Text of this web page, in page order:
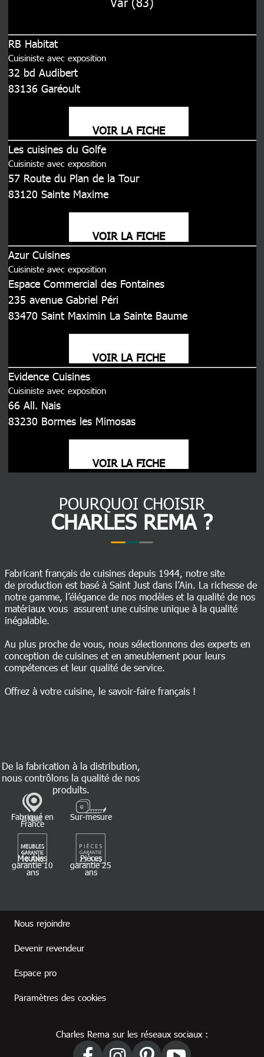
RB Habitat
Cuisiniste avec exposition
32 bd Audibert
83136 Garéoult
VOIR LA FICHE
Les cuisines du Golfe
Cuisiniste avec exposition
57 Route du Plan de la Tour
83120 Sainte Maxime
VOIR LA FICHE
Azur Cuisines
Cuisiniste avec exposition
Espace Commercial des Fontaines
235 avenue Gabriel Péri
83470 Saint Maximin La Sainte Baume
VOIR LA FICHE
Evidence Cuisines
Cuisiniste avec exposition
66 All. Nais
83230 Bormes les Mimosas
VOIR LA FICHE
POURQUOI CHOISIR
CHARLES REMA ?
Fabricant français de cuisines depuis 1944, notre site
de production est basé à Saint Just dans l’Ain. La richesse de
notre gamme, l’élégance de nos modèles et la qualité de nos
matériaux vous assurent une cuisine unique à la qualité
inégalable.
Au plus proche de vous, nous sélectionnons des experts en
conception de cuisines et en ameublement pour leurs
compétences et leur qualité de service.
Offrez à votre cuisine, le savoir-faire français !
De la fabrication à la distribution,
nous contrôlons la qualité de nos
produits.
Fabriqué en
France
Sur-mesure
Meubles
garantie 10
ans
Pièces
garantie 25
ans
Nous rejoindre
Devenir revendeur
Espace pro
Paramètres des cookies
Charles Rema sur les réseaux sociaux :